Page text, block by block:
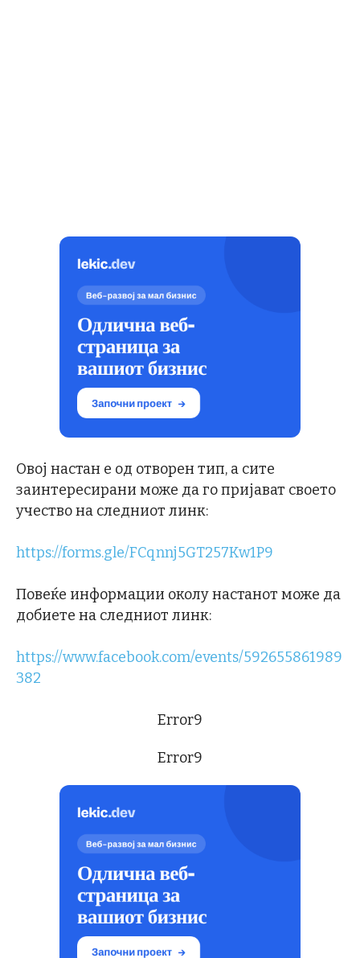
Овој настан е од отворен тип, а сите
заинтересирани може да го пријават своето
учество на следниот линк:
https://forms.gle/FCqnnj5GT257Kw1P9
Повеќе информации околу настанот може да
добиете на следниот линк:
https://www.facebook.com/events/592655861989
382
Error9
Error9